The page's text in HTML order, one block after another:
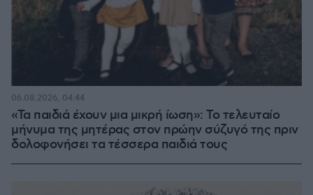
«Τα παιδιά έχουν μια μικρή ίωση»: Το τελευταίο
μήνυμα της μητέρας στον πρώην σύζυγό της πριν
δολοφονήσει τα τέσσερα παιδιά τους
06.08.2026, 04:44